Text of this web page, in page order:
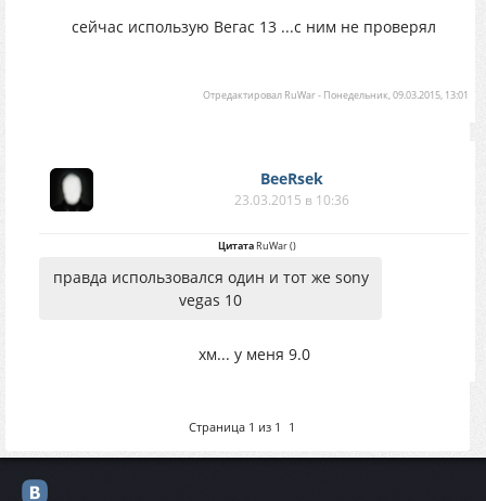
сейчас использую Вегас 13 ...с ним не проверял
Отредактировал RuWar- Понедельник, 09.03.2015, 13:01
BeeRsek
23.03.2015 в 10:36
ЦитатаRuWar()
правда использовался один и тот же sony
vegas 10
хм... у меня 9.0
Страница 1 из 1 1